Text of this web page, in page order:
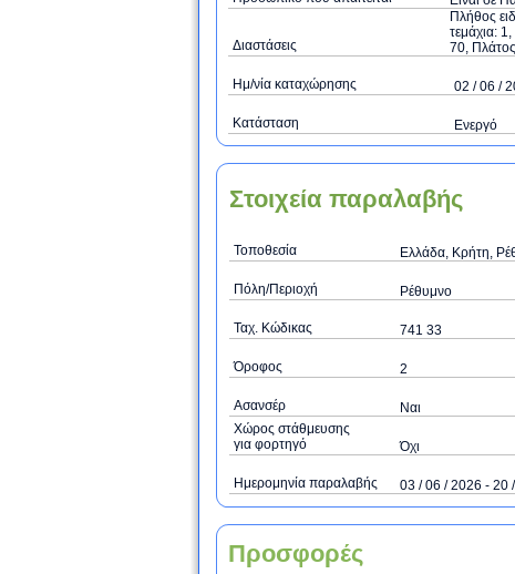
Διαστάσεις
Πλήθος
τεμάχια:
70,
Ημ/νία καταχώρησης 02 / 06 /
Κατάσταση Ενεργό
Στοιχεία παραλαβής
Τοποθεσία Ελλάδα, Κρήτη,
Πόλη/Περιοχή Ρέθυμνο
Ταχ. Κώδικας 741 33
Όροφος 2
Ασανσέρ
Ναι
Χώρος στάθμευσης
για φορτηγό
Όχι
Ημερομηνία παραλαβής 03 / 06 / 2026 - 20
Προσφορές